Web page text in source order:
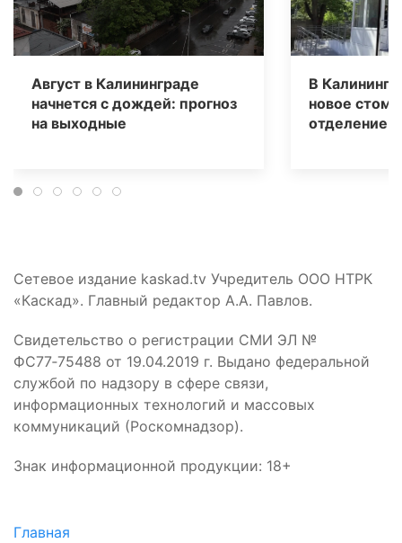
Август в Калининграде
начнется с дождей: прогноз
на выходные
В
новое
отделение
Сетевое издание kaskad.tv Учредитель ООО НТРК
«Каскад». Главный редактор А.А. Павлов.
Свидетельство о регистрации СМИ ЭЛ №
ФС77‑75488 от 19.04.2019 г. Выдано федеральной
службой по надзору в сфере связи,
информационных технологий и массовых
коммуникаций (Роскомнадзор).
Знак информационной продукции: 18+
Главная